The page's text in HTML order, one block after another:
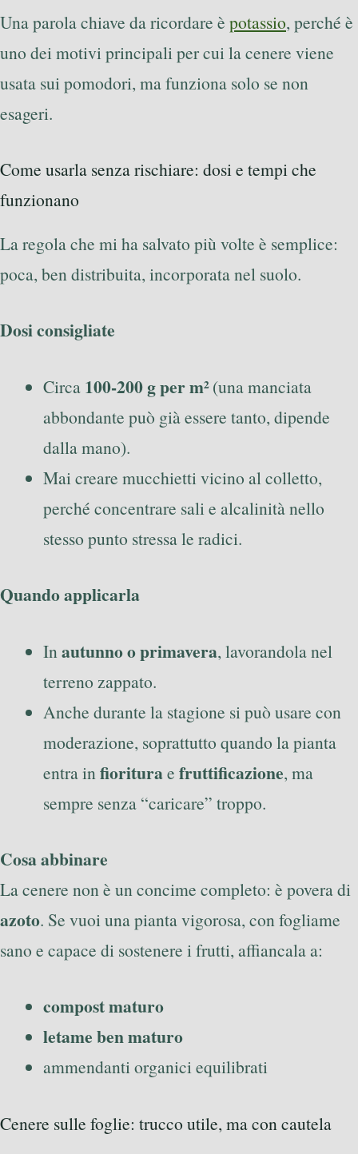
Una parola chiave da ricordare è potassio, perché è
uno dei motivi principali per cui la cenere viene
usata sui pomodori, ma funziona solo se non
esageri.
Come usarla senza rischiare: dosi e tempi che
funzionano
La regola che mi ha salvato più volte è semplice:
poca, ben distribuita, incorporata nel suolo.
Dosi consigliate
Circa 100-200 g per m²(una manciata
abbondante può già essere tanto, dipende
dalla mano).
Mai creare mucchietti vicino al colletto,
perché concentrare sali e alcalinità nello
stesso punto stressa le radici.
Quando applicarla
In autunno o primavera, lavorandola nel
terreno zappato.
Anche durante la stagione si può usare con
moderazione, soprattutto quando la pianta
entra in fioriturae fruttificazione, ma
sempre senza “caricare” troppo.
Cosa abbinare
La cenere non è un concime completo: è povera di
azoto. Se vuoi una pianta vigorosa, con fogliame
sano e capace di sostenere i frutti, affiancala a:
compost maturo
letame ben maturo
ammendanti organici equilibrati
Cenere sulle foglie: trucco utile, ma con cautela